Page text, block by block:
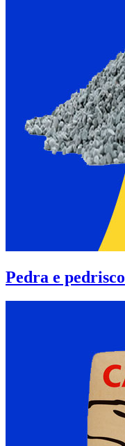
Pedra e pedrisco